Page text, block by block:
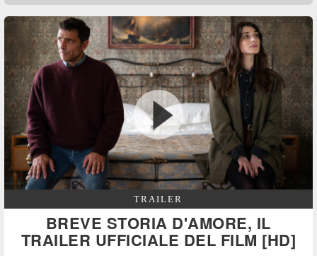
TRAILER
BREVE STORIA D'AMORE, IL
TRAILER UFFICIALE DEL FILM [HD]